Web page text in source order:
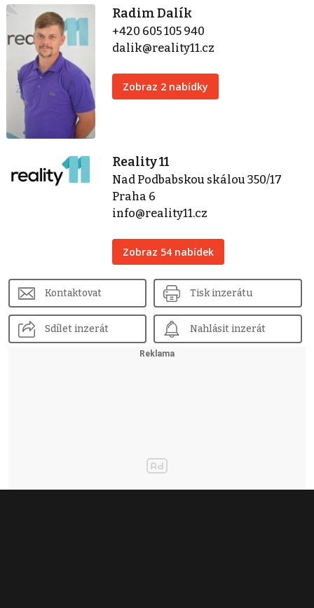
Radim Dalík
+420 605 105 940
dalik@reality11.cz
Zobraz 2 nabídky
Reality 11
Nad Podbabskou skálou 350/17
Praha 6
info@reality11.cz
Zobraz 54 nabídek
Kontaktovat Tisk inzerátu
Sdílet inzerát Nahlásit inzerát